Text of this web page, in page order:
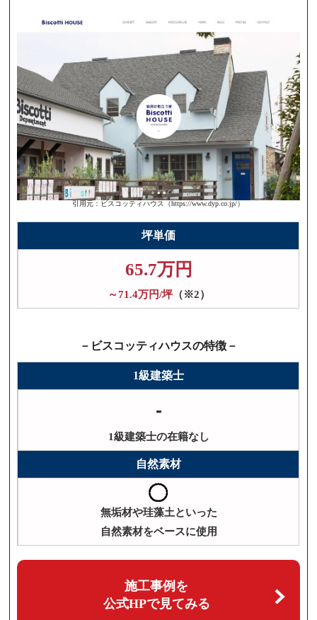
引用元：ビスコッティハウス（https://www.dyp.co.jp/）
坪単価
65.7万円
～71.4万円/坪（※2）
－ビスコッティハウスの特徴－
1級建築士
-
1級建築士の在籍なし
自然素材
無垢材や珪藻土といった
自然素材をベースに使用
施工事例を
公式HPで見てみる